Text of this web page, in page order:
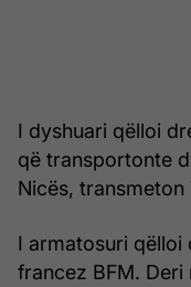
I dyshuari qëlloi
që transportonte
Nicës, transmeton
I armatosuri qëlloi
francez BFM.